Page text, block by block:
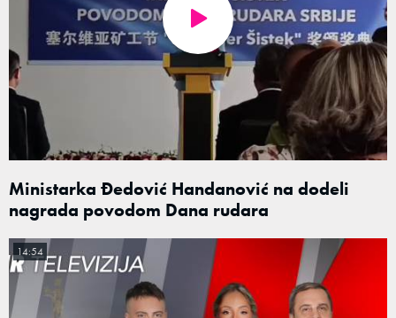
Ministarka Đedović Handanović na dodeli
nagrada povodom Dana rudara
14:54